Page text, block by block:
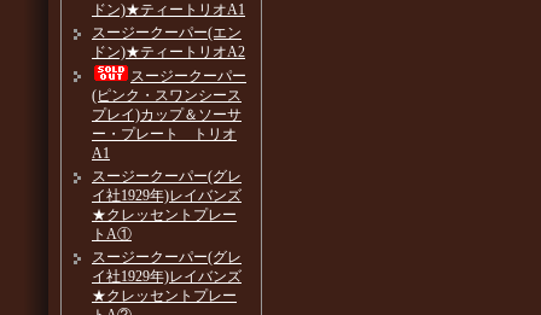
ドン)★ティートリオA1
スージークーパー(エン
ドン)★ティートリオA2
スージークーパー
(ピンク・スワンシース
プレイ)カップ＆ソーサ
ー・プレート トリオ
A1
スージークーパー(グレ
イ社1929年)レイバンズ
★クレッセントプレー
トA①
スージークーパー(グレ
イ社1929年)レイバンズ
★クレッセントプレー